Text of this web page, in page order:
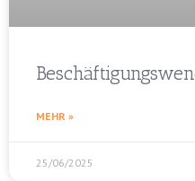
MEHR »
25/06/2025